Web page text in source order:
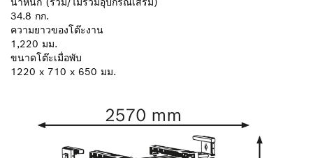
34.8 กก.
ความยาวของโต๊ะงาน
1,220 มม.
ขนาดโต๊ะเมื่อพับ
1220 x 710 x 650 มม.